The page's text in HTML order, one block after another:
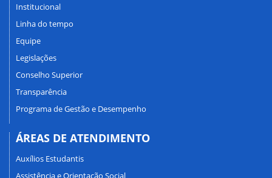
Institucional
Linha do tempo
Equipe
Legislações
Conselho Superior
Transparência
Programa de Gestão e Desempenho
ÁREAS DE ATENDIMENTO
Auxílios Estudantis
Assistência e Orientação Social